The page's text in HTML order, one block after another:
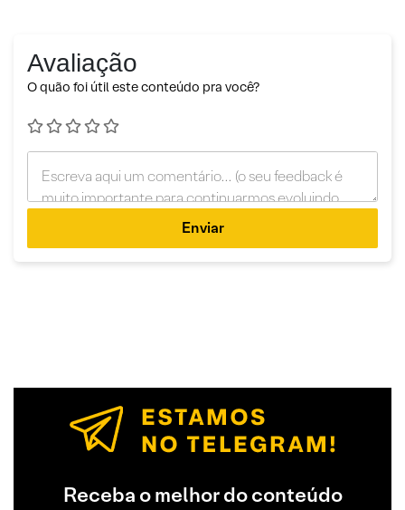
Avaliação
O quão foi útil este conteúdo pra você?
Enviar
Receba o melhor do conteúdo